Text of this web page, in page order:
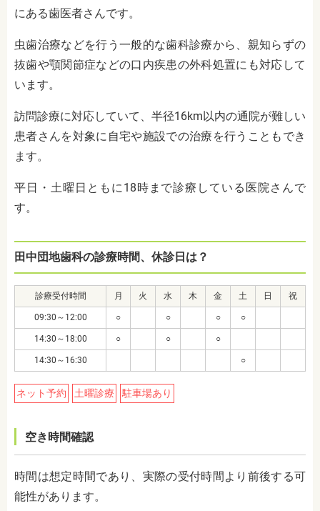
にある歯医者さんです。
虫歯治療などを行う一般的な歯科診療から、親知らずの
抜歯や顎関節症などの口内疾患の外科処置にも対応して
います。
訪問診療に対応していて、半径16km以内の通院が難しい
患者さんを対象に自宅や施設での治療を行うこともでき
ます。
平日・土曜日ともに18時まで診療している医院さんで
す。
田中団地歯科の診療時間、休診日は？
診療受付時間 月 火 水 木 金 土 日 祝
09:30～12:00 ○ ○ ○ ○
14:30～18:00 ○ ○ ○
14:30～16:30 ○
ネット予約 土曜診療 駐車場あり
空き時間確認
時間は想定時間であり、実際の受付時間より前後する可
能性があります。